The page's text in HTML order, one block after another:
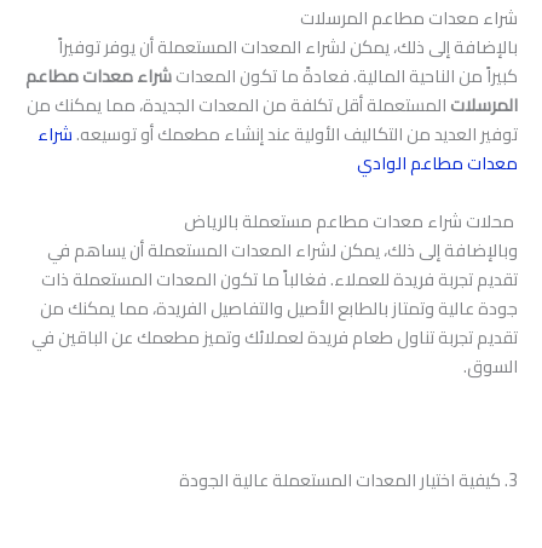
شراء معدات مطاعم المرسلات
بالإضافة إلى ذلك، يمكن لشراء المعدات المستعملة أن يوفر توفيراً
كبيراً من الناحية المالية. فعادةً ما تكون المعداتشراء معدات مطاعم
المرسلاتالمستعملة أقل تكلفة من المعدات الجديدة، مما يمكنك من
توفير العديد من التكاليف الأولية عند إنشاء مطعمك أو توسيعه.شراء
معدات مطاعم الوادي
محلات شراء معدات مطاعم مستعملة بالرياض
وبالإضافة إلى ذلك، يمكن لشراء المعدات المستعملة أن يساهم في
تقديم تجربة فريدة للعملاء. فغالباً ما تكون المعدات المستعملة ذات
جودة عالية وتمتاز بالطابع الأصيل والتفاصيل الفريدة، مما يمكنك من
تقديم تجربة تناول طعام فريدة لعملائك وتميز مطعمك عن الباقين في
السوق.
3. كيفية اختيار المعدات المستعملة عالية الجودة